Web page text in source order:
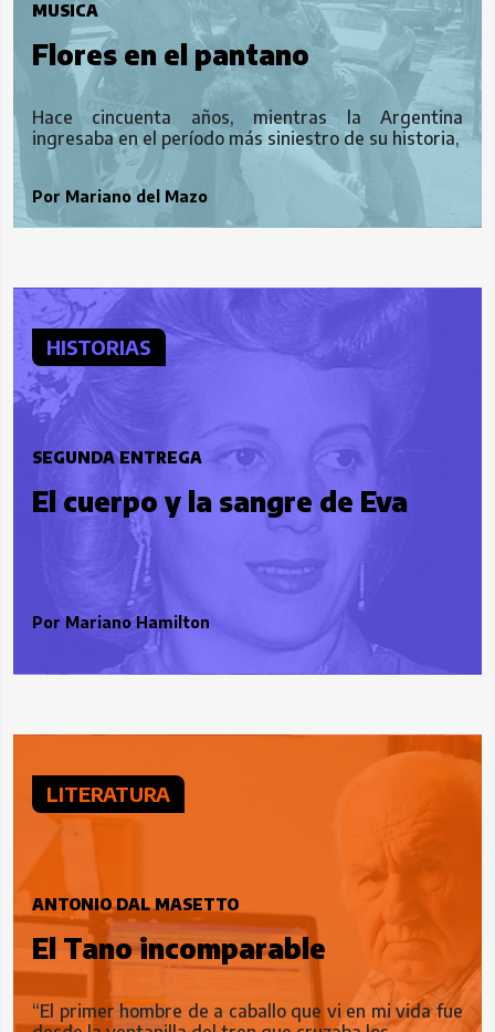
MUSICA
Flores en el pantano
Hace cincuenta años, mientras la Argentina
ingresaba en el período más siniestro de su historia,
Por Mariano del Mazo
HISTORIAS
SEGUNDA ENTREGA
El cuerpo y la sangre de Eva
Por Mariano Hamilton
LITERATURA
ANTONIO DAL MASETTO
El Tano incomparable
“El primer hombre de a caballo que vi en mi vida fue